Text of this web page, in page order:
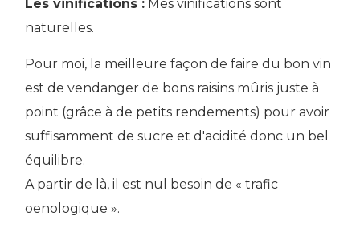
Les vinifications : Mes vinifications sont
naturelles.
Pour moi, la meilleure façon de faire du bon vin
est de vendanger de bons raisins mûris juste à
point (grâce à de petits rendements) pour avoir
suffisamment de sucre et d'acidité donc un bel
équilibre.
A partir de là, il est nul besoin de « trafic
oenologique ».